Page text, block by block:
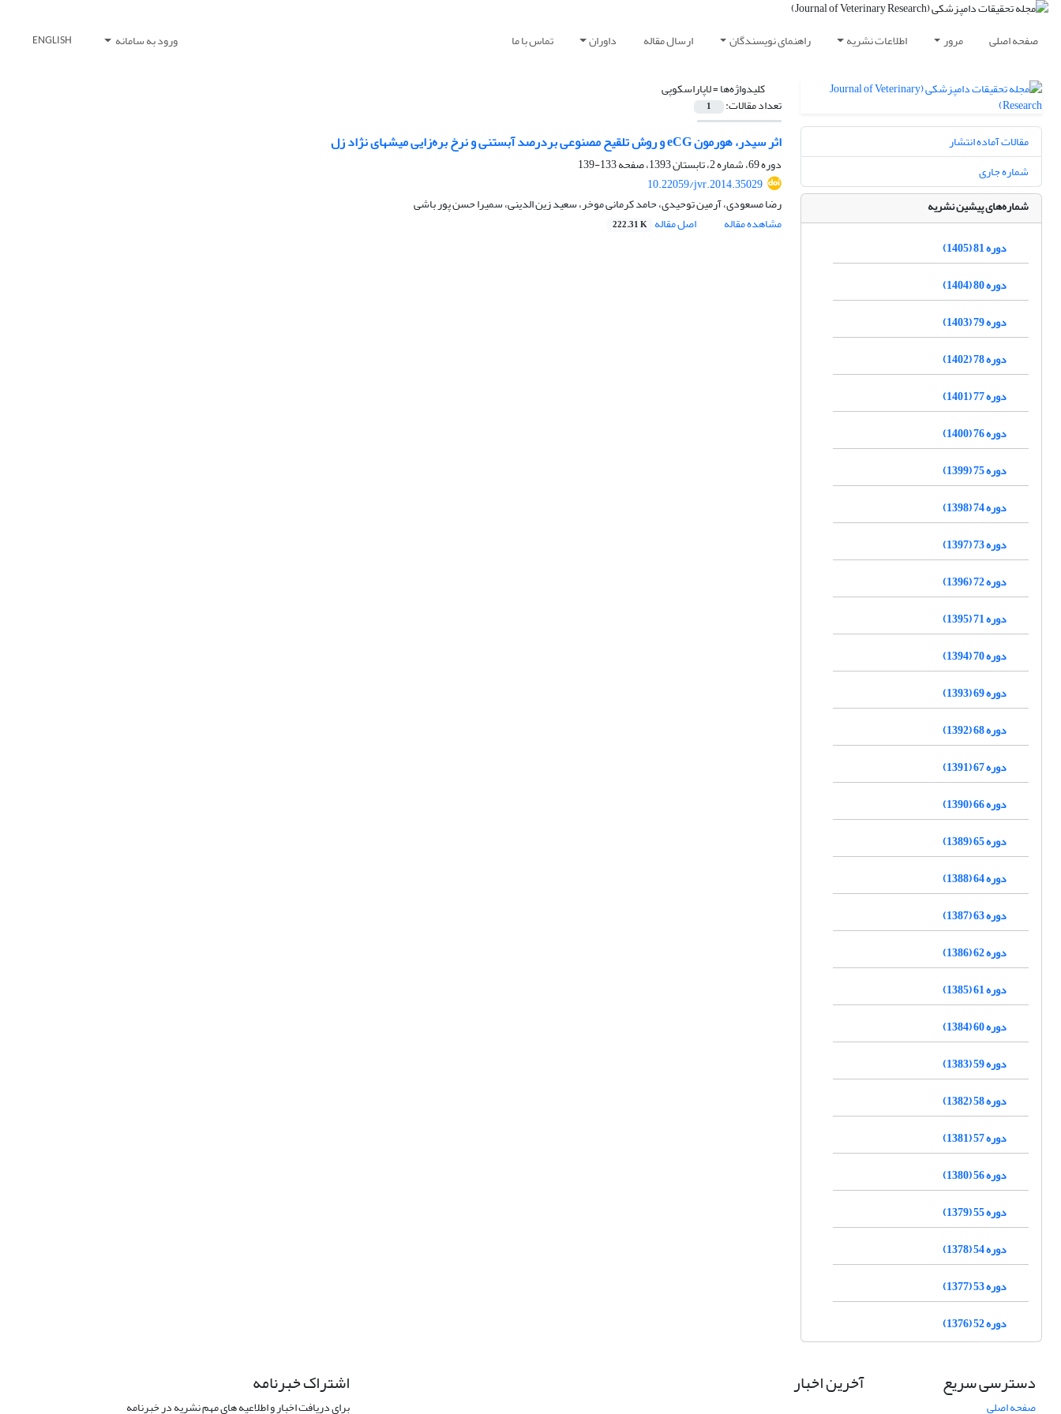
صفحه اصلی مرور اطلاعات نشریه راهنمای نویسندگان ارسال مقاله داوران تماس با ما ورود به سامانه ENGLISH
کلیدواژه‌ها =لاپاراسکوپی
تعداد مقالات: 1
اثر سیدر، هورمون eCG و روش تلقیح مصنوعی بردرصد آبستنی و نرخ بره‌زایی میشهای نژاد زل
دوره 69، شماره 2، تابستان 1393، صفحه
133-139
10.22059/jvr.2014.35029
رضا مسعودی، آرمین توحیدی، حامد کرمانی موخر، سعید زین الدینی، سمیرا حسن پور باشی
مشاهده مقاله
اصل مقاله 222.31 K
مقالات آماده انتشار
شماره جاری
شماره‌های پیشین نشریه
دوره 81 (1405)
دوره 80 (1404)
دوره 79 (1403)
دوره 78 (1402)
دوره 77 (1401)
دوره 76 (1400)
دوره 75 (1399)
دوره 74 (1398)
دوره 73 (1397)
دوره 72 (1396)
دوره 71 (1395)
دوره 70 (1394)
دوره 69 (1393)
دوره 68 (1392)
دوره 67 (1391)
دوره 66 (1390)
دوره 65 (1389)
دوره 64 (1388)
دوره 63 (1387)
دوره 62 (1386)
دوره 61 (1385)
دوره 60 (1384)
دوره 59 (1383)
دوره 58 (1382)
دوره 57 (1381)
دوره 56 (1380)
دوره 55 (1379)
دوره 54 (1378)
دوره 53 (1377)
دوره 52 (1376)
دسترسی سریع
صفحه اصلی
آخرین اخبار اشتراک خبرنامه
برای دریافت اخبار و اطلاعیه های مهم نشریه در خبرنامه